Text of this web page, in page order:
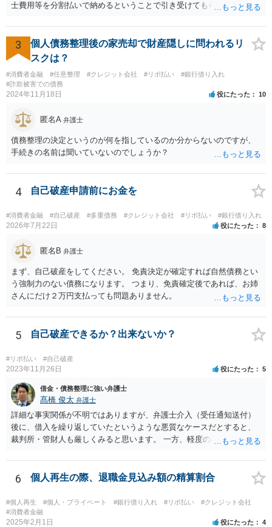
士費用等を分割払いで納めるということで引き受けてもらえないか確
は、負債が拡大するだけになるのでお勧めできませんが あとは、相談
者様のご判断になると思いますので、私からのアドバイスは一旦これ
で終わりとさせていただきます。
3
個人債務整理後の家売却で財産隠しに問われるリ
スクは？
#消費者金融 #任意整理 #クレジット会社 #リボ払い
#銀行借り入れ
#詐欺被害での債務
2024年11月18日 役にたった 10
匿名A 弁護士
債務整理の決定というのが何を指しているのか分からないのですが、
手続きの名前は聞いていないのでしょうか？
4 自己破産申請前にお金を
#消費者金融 #自己破産 #多重債務 #クレジット会社 #リボ払い #銀行借り入れ
2026年7月22日 役にたった 8
匿名B 弁護士
まず、自己破産をしてください。 免責決定が確定すれば自然債務とい
う強制力のない債務になります。 つまり、免責確定後であれば、お姉
さんにだけ２万円支払っても問題ありません。
5 自己破産できるか？出来ないか？
#リボ払い #自己破産
2023年11月26日 役にたった 5
借金・債務整理に強い弁護士
髙橋 俊太 弁護士
詳細な事実関係が不明ではありますが、弁護士介入（受任通知送付）
後に、借入を繰り返していたというような悪質なケースだとすると、
裁判所・管財人も厳しくみると思います。 一方、軽度の不注意による
財人に対して反省の姿勢を示せば、不許可という結果にはならないと
思われます。
6 個人再生の際、退職金見込み額の精算割合
#個人再生 #個人・プライベート #銀行借り入れ #リボ払い
#クレジット会社
#消費者金融
2025年2月1日 役にたった 4